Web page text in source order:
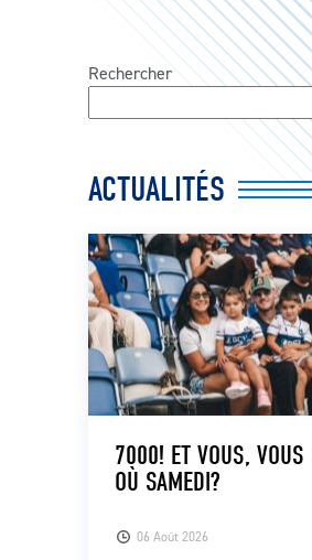
Rechercher
ACTUALITÉS
06 Août 2026
7000! ET VOUS, VOUS
OÙ SAMEDI?